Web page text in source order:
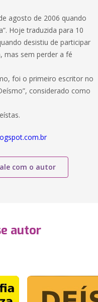
agosto de 2006 quando
Hoje traduzida para 10
desistiu de participar
mas sem perder a fé
foi o primeiro escritor no
considerado como
com o autor
autor